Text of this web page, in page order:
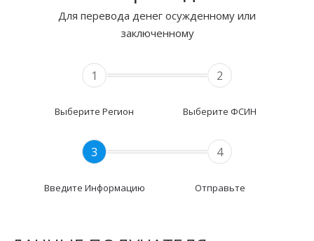
Для перевода денег осужденному или
заключенному
1
Выберите Регион
2
Выберите ФСИН
3
Введите Информацию
4
Отправьте